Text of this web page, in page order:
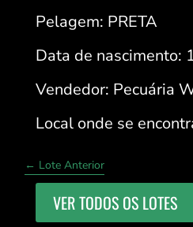
Pelagem: PRETA
Data de nascimento:
Vendedor: Pecuária
Local onde se
← Lote Anterior
VER TODOS OS LOTES